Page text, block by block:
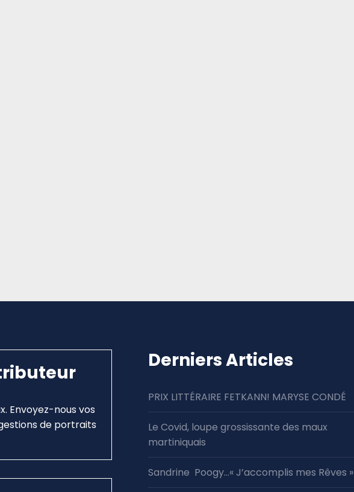
Envoyez-nous vos
de portraits
Derniers Articles
PRIX LITTÉRAIRE FETKANN! MARYSE CONDÉ
Le Covid, loupe grossissante des maux
martiniquais
Sandrine Poogy…« J’accomplis mes Rêves »